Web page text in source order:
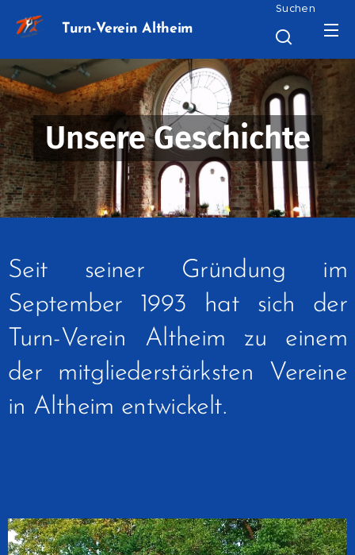
Turn-Verein Altheim
Suchen
Unsere Geschichte
Seit seiner Gründung im
September 1993 hat sich der
Turn-Verein Altheim zu einem
der mitgliederstärksten Vereine
in Altheim entwickelt.